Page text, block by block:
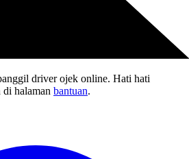
driver ojek online. Hati hati
halaman bantuan.